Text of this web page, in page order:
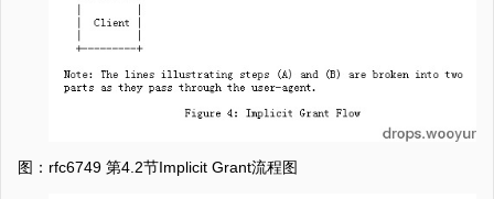
图：rfc6749 第4.2节Implicit Grant流程图